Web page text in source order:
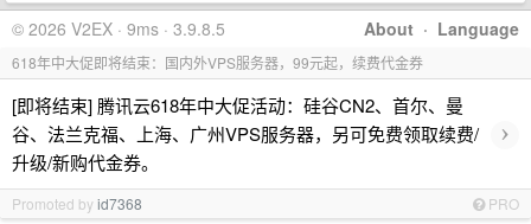
About · Language
© 2026 V2EX · 9ms · 3.9.8.5
618年中大促即将结束：国内外VPS服务器，99元起，续费代金券
[即将结束] 腾讯云618年中大促活动：硅谷CN2、首尔、曼
谷、法兰克福、上海、广州VPS服务器，另可免费领取续费/
升级/新购代金券。
›
Promoted byid7368 PRO